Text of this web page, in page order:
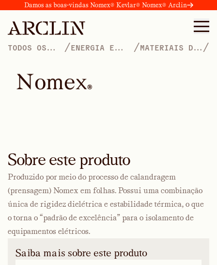
Damos as boas-vindas Nomex® Kevlar® Nomex® Arclin
TODOS OS
/ENERGIA E
/MATERIAIS DO
/
Nomex®
Sobre este produto
Produzido por meio do processo de calandragem
(prensagem) Nomex em folhas. Possui uma combinação
única de rigidez dielétrica e estabilidade térmica, o que
o torna o “padrão de excelência” para o isolamento de
equipamentos elétricos.
Saiba mais sobre este produto